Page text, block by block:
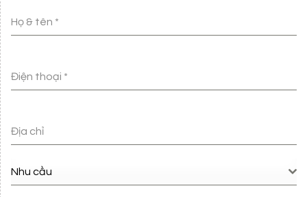
Họ & tên *
Điện thoại *
Địa chỉ
Nhu cầu